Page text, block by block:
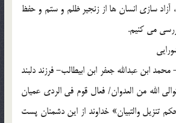
سازي انسان ها از زنجير ظلم و ستم و حفظ
مي کنيم.
ابن عبدالله جعفر ابن ابيطالب- فرزند دلبند
الله من العدوان/ فعال قوم في الردي عميان
تنزيل والتبيان» خداوند از اين دشمنان پست